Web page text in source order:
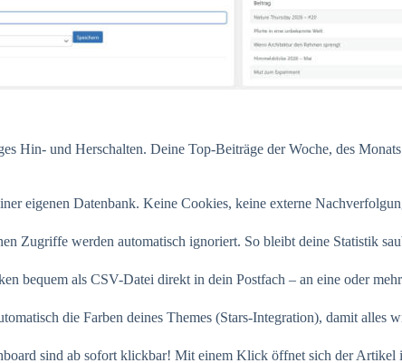
Hin- und Herschalten. Deine Top-Beiträge der Woche, des
eigenen Datenbank. Keine Cookies, keine externe
Zugriffe werden automatisch ignoriert. So bleibt deine Statistik
bequem als CSV-Datei direkt in dein Postfach – an eine oder
die Farben deines Themes (Stars-Integration), damit alles
sind ab sofort klickbar! Mit einem Klick öffnet sich der Artikel